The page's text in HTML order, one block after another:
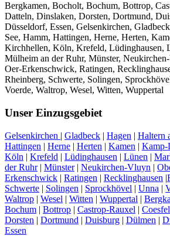
Bergkamen, Bocholt, Bochum, Bottrop,
Datteln, Dinslaken, Dorsten, Dortmund,
Düsseldorf, Essen, Gelsenkirchen,
See, Hamm, Hattingen, Herne, Herten,
Kirchhellen, Köln, Krefeld, Lüdinghausen,
Mülheim an der Ruhr, Münster,
Oer-Erkenschwick, Ratingen,
Rheinberg, Schwerte, Solingen,
Voerde, Waltrop, Wesel, Witten, Wuppertal
Unser Einzugsgebiet
Gelsenkirchen | Gladbeck | Hagen | Haltern
Hattingen | Herne | Herten | Kamen |
Köln | Krefeld | Lüdinghausen | Lünen |
der Ruhr| Münster| Neukirchen-Vluyn |
Erkenschwick | Ratingen | Recklinghausen |
Schwerte | Solingen | Sprockhövel | Unna |
Waltrop | Wesel | Witten | Wuppertal |
Bochum | Bottrop | Castrop-Rauxel |
Dorsten | Dortmund | Duisburg | Dülmen |
Essen